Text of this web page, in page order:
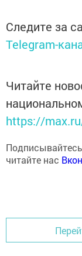
Следите за
Telegram-
Читайте
https://
читайте нас